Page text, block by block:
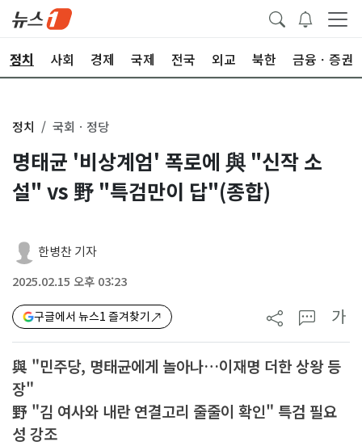
정치 사회 경제 국제 전국 외교 북한 금융ㆍ증권
정치 국회ㆍ정당
명태균 '비상계엄' 폭로에 與 "신작 소
설" vs 野 "특검만이 답"(종합)
한병찬 기자
2025.02.15 오후 03:23
구글에서 뉴스1 즐겨찾기 가
與 "민주당, 명태균에게 놀아나…이재명 더한 상왕 등
장"
野 "김 여사와 내란 연결고리 줄줄이 확인" 특검 필요
성 강조